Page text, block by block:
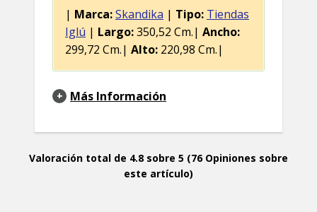
| Marca:Skandika | Tipo: Tiendas
Iglú | Largo:350,52 Cm.| Ancho:
299,72 Cm.| Alto: 220,98 Cm.|
Más Información
Valoración total de 4.8 sobre 5 (76 Opiniones sobre
este artículo)